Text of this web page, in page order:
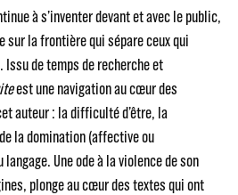
à s’inventer devant et avec le public,
sur la frontière qui sépare ceux qui
Issu de temps de recherche et
est une navigation au cœur des
auteur : la difficulté d’être, la
la domination (affective ou
Une ode à la violence de son
plonge au cœur des textes qui ont